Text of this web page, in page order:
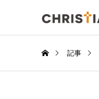
記事